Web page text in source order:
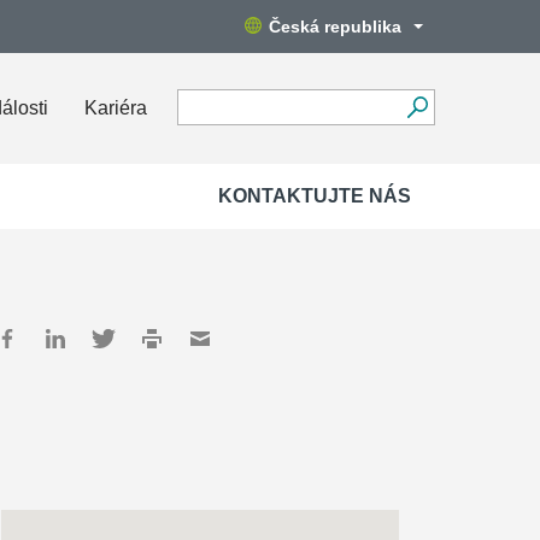
Česká republika
Kariéra
KONTAKTUJTE NÁS